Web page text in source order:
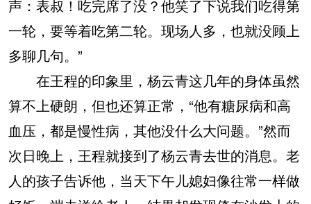
声：表叔！吃完席了没？他笑了下说我们吃得第
一轮，要等着吃第二轮。现场人多，也就没顾上
多聊几句。”
在王程的印象里，杨云青这几年的身体虽然
算不上硬朗，但也还算正常，“他有糖尿病和高
血压，都是慢性病，其他没什么大问题。”然而
次日晚上，王程就接到了杨云青去世的消息。老
人的孩子告诉他，当天下午儿媳妇像往常一样做